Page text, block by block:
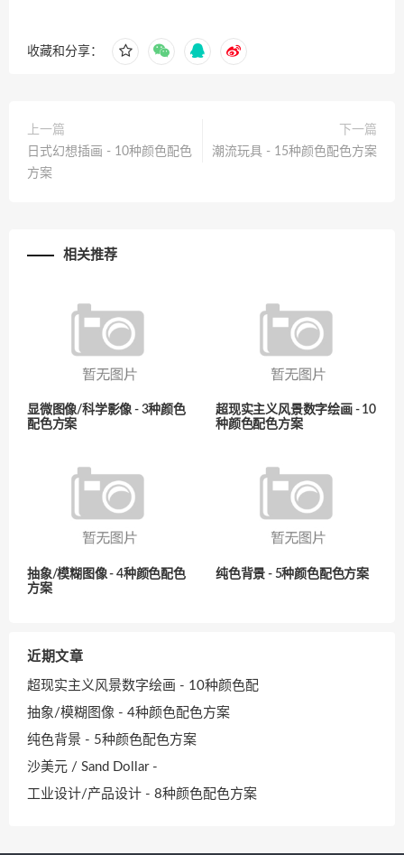
收藏和分享：
上一篇
日式幻想插画 - 10种颜色配色
方案
下一篇
潮流玩具 - 15种颜色配色方案
相关推荐
显微图像/科学影像 - 3种颜色
配色方案
超现实主义风景数字绘画 - 10
种颜色配色方案
抽象/模糊图像 - 4种颜色配色
方案
纯色背景 - 5种颜色配色方案
近期文章
超现实主义风景数字绘画 - 10种颜色配
抽象/模糊图像 - 4种颜色配色方案
纯色背景 - 5种颜色配色方案
沙美元 / Sand Dollar -
工业设计/产品设计 - 8种颜色配色方案